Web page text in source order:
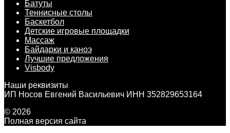
Батуты
Теннисные столы
Баскетбол
Детские игровые площадки
Массаж
Байдарки и каноэ
Лучшие предложения
Visbody
Наши реквизиты
ИП Носов Евгений Васильевич ИНН 352829653164
© 2026
Полная версия сайта